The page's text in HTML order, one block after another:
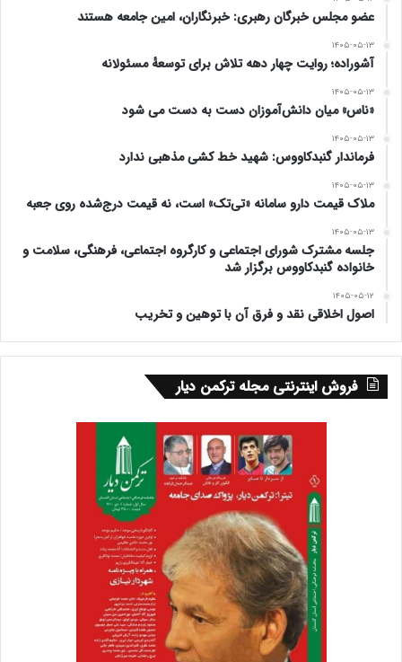
عضو مجلس خبرگان رهبری: خبرنگاران، امین جامعه هستند
۱۴۰۵-۰۵-۱۳
آشوراده؛ روایت چهار دهه تلاش برای توسعهٔ مسئولانه
۱۴۰۵-۰۵-۱۳
«ناس» میان دانش‌آموزان دست به دست می شود
۱۴۰۵-۰۵-۱۳
فرماندار گنبدکاووس: شهید خط کشی مذهبی ندارد
۱۴۰۵-۰۵-۱۳
ملاک قیمت دارو سامانه «تی‌تک» است، نه قیمت درج‌شده روی جعبه
۱۴۰۵-۰۵-۱۳
جلسه مشترک شورای اجتماعی و کارگروه اجتماعی، فرهنگی، سلامت و
خانواده گنبدکاووس برگزار شد
۱۴۰۵-۰۵-۱۲
اصول اخلاقی نقد و فرق آن با توهین و تخریب
فروش اینترنتی مجله ترکمن دیار